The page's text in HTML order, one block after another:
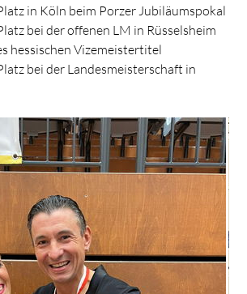
in Köln beim Porzer Jubiläumspokal
bei der offenen LM in Rüsselsheim
hessischen Vizemeistertitel
bei der Landesmeisterschaft in